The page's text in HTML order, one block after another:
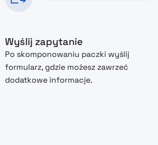
Wyślij zapytanie
Po skomponowaniu paczki wyślij
formularz, gdzie możesz zawrzeć
dodatkowe informacje.